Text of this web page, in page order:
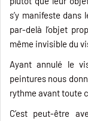
s’y manifeste
par-delà l’objet
même invisible du
Ayant annulé le
peintures nous
rythme avant toute
C’est peut-être